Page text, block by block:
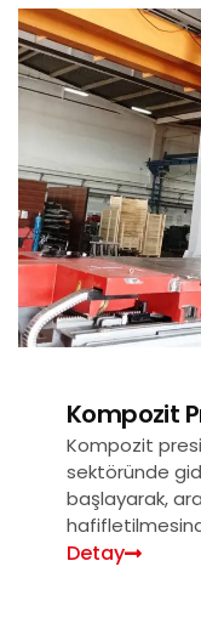
Kompozit
Kompozit
sektöründe
başlayarak,
Detay